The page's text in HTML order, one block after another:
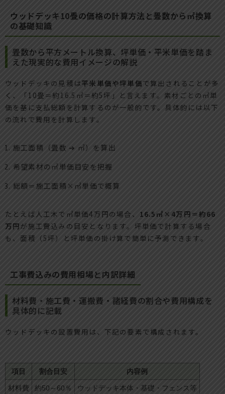
ウッドデッキ10畳の価格の計算方法と畳数から㎡換算
の基礎知識
畳数から平方メートル換算、坪単価・平米単価を踏ま
えた現実的な費用イメージの解説
ウッドデッキの見積は平米単価や坪単価で算出されることが多
く、「10畳＝約16.5㎡＝約5坪」と言えます。素材ごとの㎡単
価を基に支払総額を計算するのが一般的です。具体的には以下
の流れで費用を計算します。
施工面積（畳数 ➔ ㎡）を算出
希望素材の㎡単価目安を把握
総額＝施工面積×㎡単価で概算
たとえば人工木で㎡単価4万円の場合、 16.5㎡×4万円＝約66
万円 が施工費込みの目安となります。坪単価で計算する場合
も、面積（5坪）と坪単価の掛け算で簡単に予測できます。
工事費込みの費用相場と内訳詳細
材料費・施工費・運搬費・諸経費の割合や費用構成を
具体的に記載
ウッドデッキの設置費用は、下記の要素で構成されます。
項目 割合目安 内容例
材料費 約50～60％ ウッドデッキ本体・基礎・フェンス等